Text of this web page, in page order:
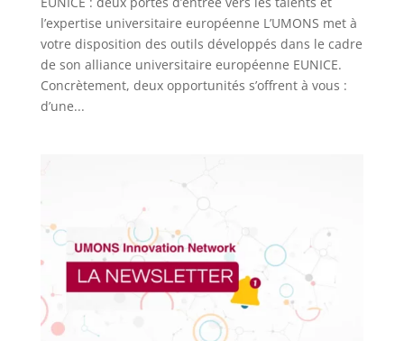
l’expertise universitaire européenne L’UMONS met à
votre disposition des outils développés dans le cadre
de son alliance universitaire européenne EUNICE.
Concrètement, deux opportunités s’offrent à vous :
d’une...